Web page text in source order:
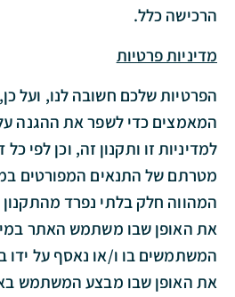
הרכישה כלל.
מדיניות פרטיות
הפרטיות שלכם חשובה לנו, ועל
המאמצים כדי לשפר את ההגנה
למדיניות זו ותקנון זה, וכן לפי כל
מטרתם של התנאים המפורטים
המהווה חלק בלתי נפרד
את האופן שבו משתמש האתר
המשתמשים בו ו/או נאסף על ידו
את האופן שבו מבצע המשתמש